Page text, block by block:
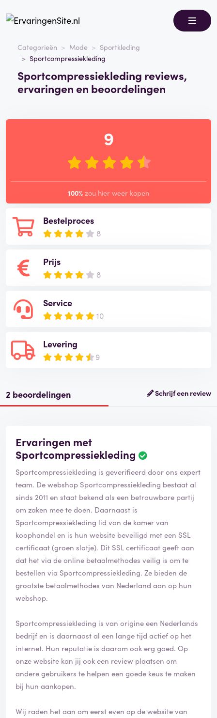
Categorieën Mode
Sportkleding
Sportcompressiekleding
Sportcompressiekleding reviews,
ervaringen en beoordelingen
Bestelproces
8
Prijs
8
Service
10
Levering
9
9
100% zou hier weer kopen
2 beoordelingen Schrijf een review
Ervaringen met
Sportcompressiekleding
Sportcompressiekleding is geverifieerd door ons expert
team. De webshop Sportcompressiekleding bestaat al
sinds 2011 en staat bekend als een betrouwbare partij
om zaken mee te doen. Daarnaast is
Sportcompressiekleding lid van de kamer van
koophandel en is hun website beveiligd met een SSL
certificaat (groen slotje). Dit SSL certificaat geeft aan
dat het via de online betaalmethodes veilig is om te
bestellen via Sportcompressiekleding. Ze bieden de
grootste betaalmethodes van Nederland aan op hun
webshop.
Sportcompressiekleding is van origine een Nederlands
bedrijf en is daarnaast al een lange tijd actief op het
internet. Hun reputatie is daarom ook erg goed. Op
onze website kan jij ook een review plaatsen om
andere gebruikers te helpen een goede keus te maken
bij hun aankopen.
Wij raden het aan om eerst even op de website van